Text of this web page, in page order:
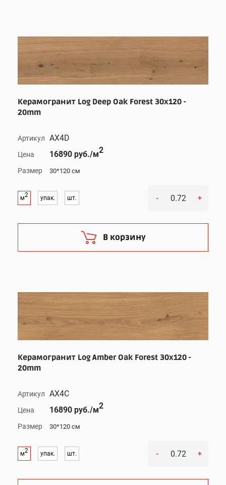
Керамогранит Log Deep Oak Forest 30x120 -
20mm
Артикул AX4D
Цена 16890 руб./м2
Размер 30*120 см
м2 упак. шт. - +
В корзину
Керамогранит Log Amber Oak Forest 30x120 -
20mm
Артикул AX4C
Цена 16890 руб./м2
Размер 30*120 см
м2 упак. шт. - +